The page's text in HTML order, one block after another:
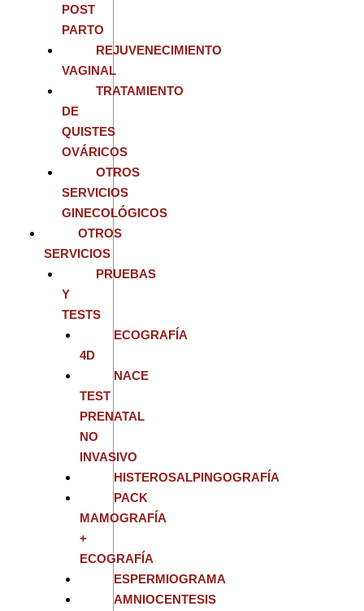
POST
PARTO
REJUVENECIMIENTO
VAGINAL
TRATAMIENTO
DE
QUISTES
OVÁRICOS
OTROS
SERVICIOS
GINECOLÓGICOS
OTROS
SERVICIOS
PRUEBAS
Y
TESTS
ECOGRAFÍA
4D
NACE
TEST
PRENATAL
NO
INVASIVO
HISTEROSALPINGOGRAFÍA
PACK
MAMOGRAFÍA
+
ECOGRAFÍA
ESPERMIOGRAMA
AMNIOCENTESIS